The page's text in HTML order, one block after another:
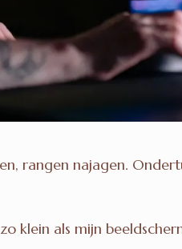
rangen najagen.
klein als mijn